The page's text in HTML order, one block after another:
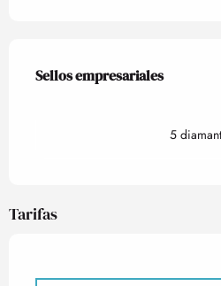
Oferta de
Sellos empresariales
Sellos empresariales
5
Tarifas